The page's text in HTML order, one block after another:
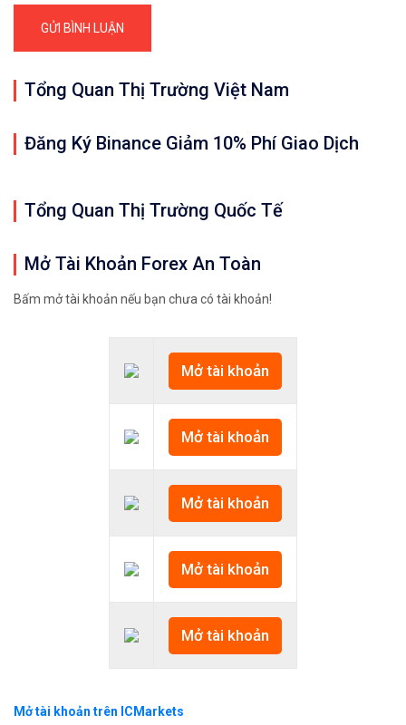
Tổng Quan Thị Trường Việt Nam
Đăng Ký Binance Giảm 10% Phí Giao Dịch
Tổng Quan Thị Trường Quốc Tế
Mở Tài Khoản Forex An Toàn
Bấm mở tài khoản nếu bạn chưa có tài khoản!
Mở tài khoản
Mở tài khoản
Mở tài khoản
Mở tài khoản
Mở tài khoản
Mở tài khoản trên ICMarkets